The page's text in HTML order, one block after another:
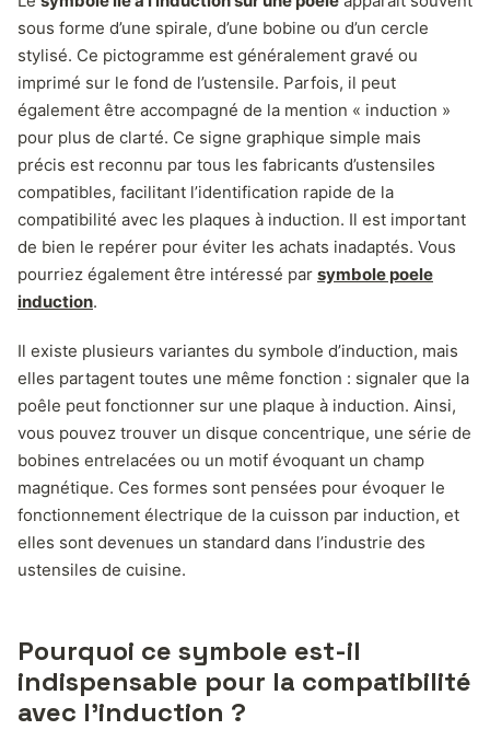
sous forme d’une spirale, d’une bobine ou d’un cercle
stylisé. Ce pictogramme est généralement gravé ou
imprimé sur le fond de l’ustensile. Parfois, il peut
également être accompagné de la mention « induction »
pour plus de clarté. Ce signe graphique simple mais
précis est reconnu par tous les fabricants d’ustensiles
compatibles, facilitant l’identification rapide de la
compatibilité avec les plaques à induction. Il est important
de bien le repérer pour éviter les achats inadaptés. Vous
pourriez également être intéressé par symbole poele
induction.
Il existe plusieurs variantes du symbole d’induction, mais
elles partagent toutes une même fonction : signaler que la
poêle peut fonctionner sur une plaque à induction. Ainsi,
vous pouvez trouver un disque concentrique, une série de
bobines entrelacées ou un motif évoquant un champ
magnétique. Ces formes sont pensées pour évoquer le
fonctionnement électrique de la cuisson par induction, et
elles sont devenues un standard dans l’industrie des
ustensiles de cuisine.
Pourquoi ce symbole est-il
indispensable pour la compatibilité
avec l’induction ?